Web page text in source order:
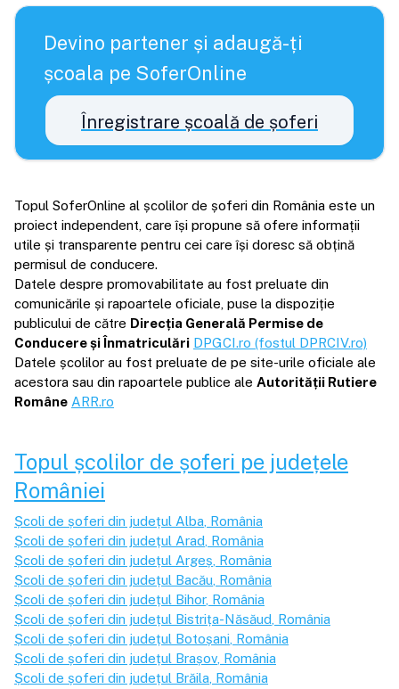
Devino partener și adaugă-ți
școala pe SoferOnline
Înregistrare școală de șoferi
Topul SoferOnline al școlilor de șoferi din România este un
proiect independent, care își propune să ofere informații
utile și transparente pentru cei care își doresc să obțină
permisul de conducere.
Datele despre promovabilitate au fost preluate din
comunicările și rapoartele oficiale, puse la dispoziție
publicului de către Direcția Generală Permise de
Conducere și Înmatriculări DPGCI.ro (fostul DPRCIV.ro)
Datele școlilor au fost preluate de pe site-urile oficiale ale
acestora sau din rapoartele publice ale Autorității Rutiere
Române ARR.ro
Topul școlilor de șoferi pe județele
României
Școli de șoferi din județul Alba , România
Școli de șoferi din județul Arad , România
Școli de șoferi din județul Argeș , România
Școli de șoferi din județul Bacău , România
Școli de șoferi din județul Bihor, România
Școli de șoferi din județul Bistrița-Năsăud , România
Școli de șoferi din județul Botoșani , România
Școli de șoferi din județul Brașov , România
Școli de șoferi din județul Brăila , România